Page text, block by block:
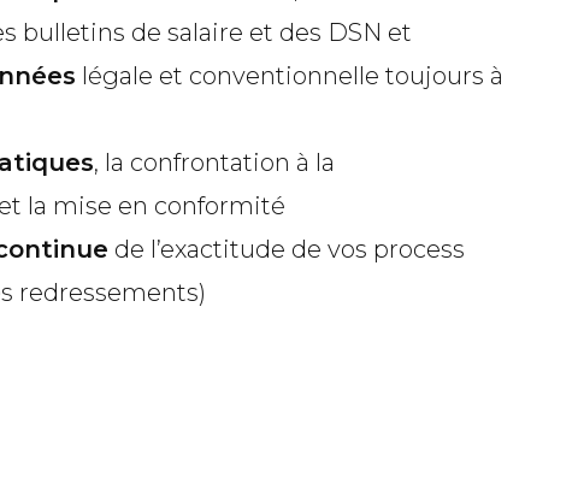
bulletins de salaire et des DSN et
légale et conventionnelle toujours à
, la confrontation à la
la mise en conformité
de l’exactitude de vos process
redressements)